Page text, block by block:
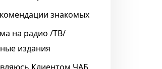
знакомых
на радио /ТВ/
издания